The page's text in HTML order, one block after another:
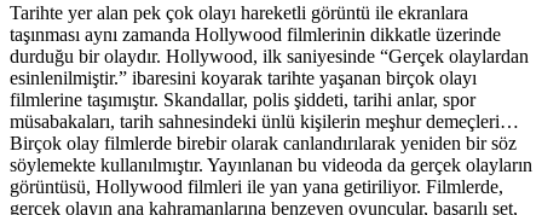
Tarihte yer alan pek çok olayı hareketli görüntü ile ekranlara
taşınması aynı zamanda Hollywood filmlerinin dikkatle üzerinde
durduğu bir olaydır. Hollywood, ilk saniyesinde “Gerçek olaylardan
esinlenilmiştir.” ibaresini koyarak tarihte yaşanan birçok olayı
filmlerine taşımıştır. Skandallar, polis şiddeti, tarihi anlar, spor
müsabakaları, tarih sahnesindeki ünlü kişilerin meşhur demeçleri…
Birçok olay filmlerde birebir olarak canlandırılarak yeniden bir söz
söylemekte kullanılmıştır. Yayınlanan bu videoda da gerçek olayların
görüntüsü, Hollywood filmleri ile yan yana getiriliyor. Filmlerde,
gerçek olayın ana kahramanlarına benzeyen oyuncular, başarılı set,